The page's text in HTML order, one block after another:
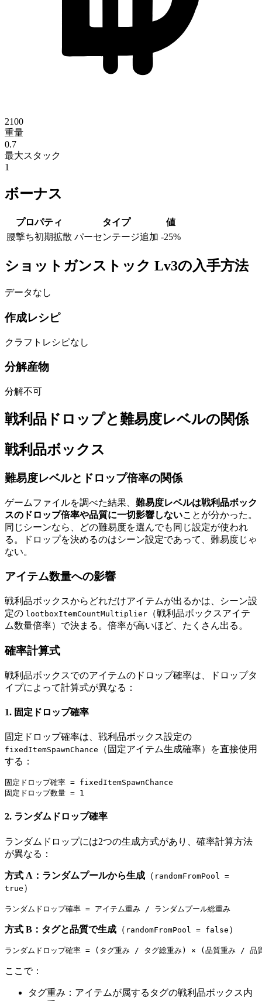
2100
重量
0.7
最大スタック
1
ボーナス
プロパティ タイプ
値
腰撃ち初期拡散 パーセンテージ追加 -25%
ショットガンストック Lv3の入手方法
データなし
作成レシピ
クラフトレシピなし
分解産物
分解不可
戦利品ドロップと難易度レベルの関係
戦利品ボックス
難易度レベルとドロップ倍率の関係
ゲームファイルを調べた結果、 難易度レベルは戦利品ボック
スのドロップ倍率や品質に一切影響しないことが分かった。
同じシーンなら、どの難易度を選んでも同じ設定が使われ
る。ドロップを決めるのはシーン設定であって、難易度じゃ
ない。
アイテム数量への影響
戦利品ボックスからどれだけアイテムが出るかは、シーン設
定の lootboxItemCountMultiplier （戦利品ボックスアイテ
ム数量倍率）で決まる。倍率が高いほど、たくさん出る。
確率計算式
戦利品ボックスでのアイテムのドロップ確率は、ドロップタ
イプによって計算式が異なる：
1. 固定ドロップ確率
固定ドロップ確率は、戦利品ボックス設定の
fixedItemSpawnChance
（固定アイテム生成確率）を直接使用
する：
固定ドロップ確率 = fixedItemSpawnChance
2. ランダムドロップ確率
ランダムドロップには2つの生成方式があり、確率計算方法
が異なる：
方式 A：ランダムプールから生成 （ randomFromPool =
true ）
方式 B：タグと品質で生成 （ randomFromPool = false ）
ここで：
タグ重み：アイテムが属するタグの戦利品ボックス内